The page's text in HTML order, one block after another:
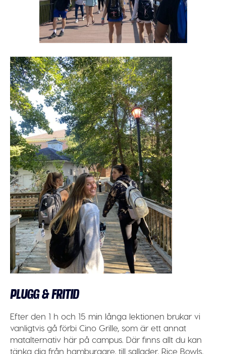
PLUGG & FRITID
Efter den 1 h och 15 min långa lektionen brukar vi
vanligtvis gå förbi Cino Grille, som är ett annat
matalternativ här på campus. Där finns allt du kan
tänka dig från hamburgare, till sallader, Rice Bowls,